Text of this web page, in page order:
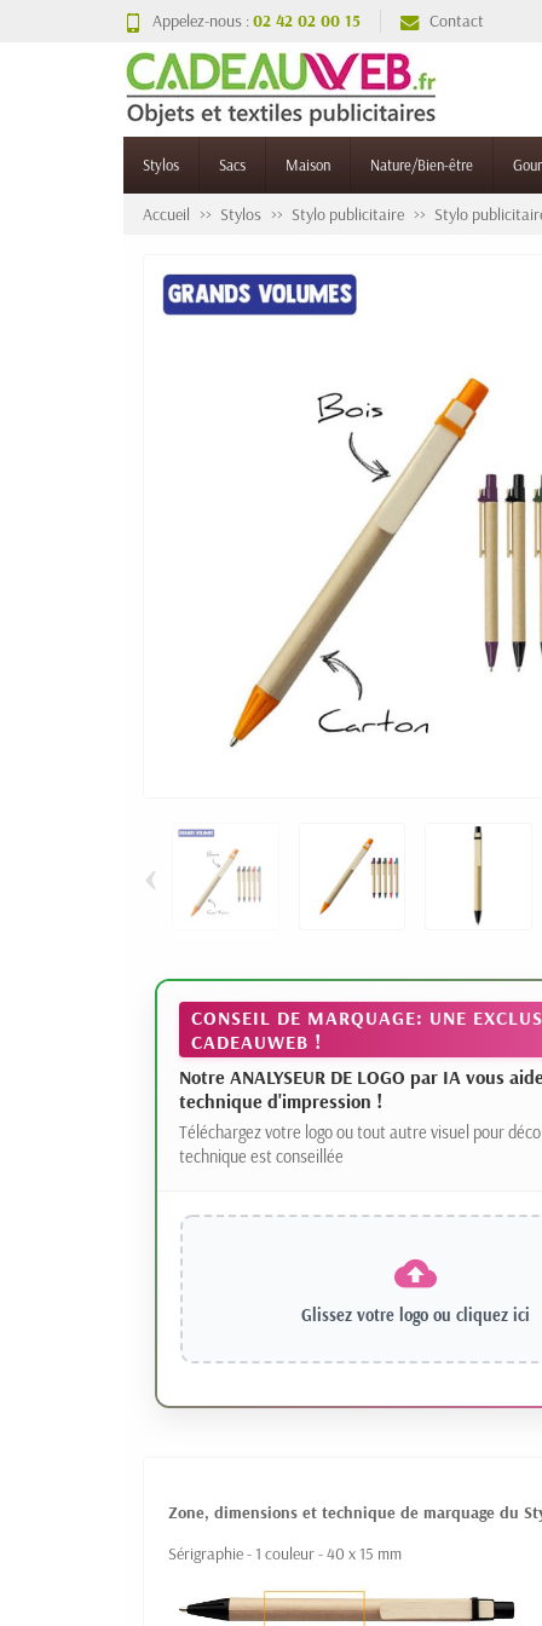
Appelez-nous :02 42 02 00 15 Contact
Stylos Sacs Maison Nature/Bien-être
Accueil Stylos Stylo publicitaire Stylo
‹
CONSEIL DE MARQUAGE: UNE
CADEAUWEB !
Notre ANALYSEUR DE LOGO par IA vous
technique d'impression !
Téléchargez votre logo ou tout autre visuel pour
technique est conseillée
Glissez votre logo ou cliquez ici
Zone, dimensions et technique de marquage du
Sérigraphie - 1 couleur - 40 x 15 mm